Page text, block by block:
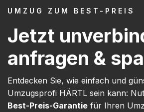
UMZUG ZUM BEST-PREIS
Jetzt
anfragen &
Entdecken Sie, wie einfach und
Umzugsprofi HÄRTL sein kann:
Best-Preis-Garantie für Ihren